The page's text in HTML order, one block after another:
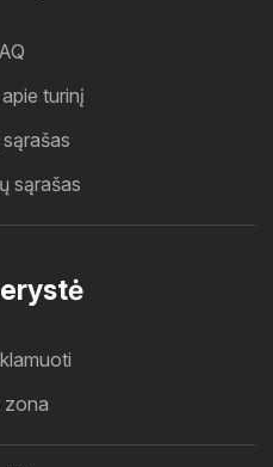
turinį
sąrašas
zona